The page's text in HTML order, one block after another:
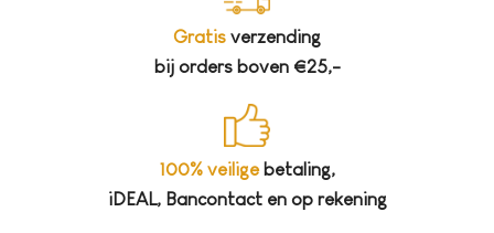
Gratis verzending
bij orders boven €25,-
100% veiligebetaling,
iDEAL, Bancontact en op rekening